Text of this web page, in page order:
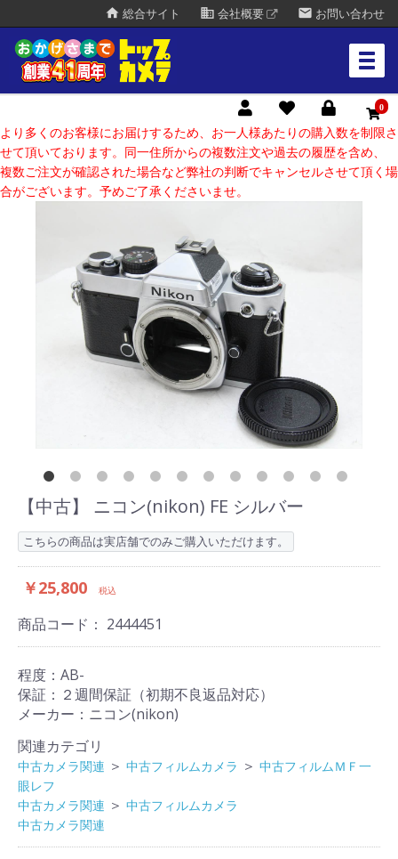
home 総合サイト business 会社概要 mail お問い合わせ
0
より多くのお客様にお届けするため、お一人様あたりの購入数を制限さ
せて頂いております。同一住所からの複数注文や過去の履歴を含め、
複数ご注文が確認された場合など弊社の判断でキャンセルさせて頂く場
合がございます。予めご了承くださいませ。
【中古】 ニコン(nikon) FE シルバー
こちらの商品は実店舗でのみご購入いただけます。
￥25,800 税込
商品コード： 2444451
程度：AB-
保証：２週間保証（初期不良返品対応）
メーカー：ニコン(nikon)
関連カテゴリ
中古カメラ関連 ＞ 中古フィルムカメラ ＞ 中古フィルムＭＦ一
眼レフ
中古カメラ関連 ＞ 中古フィルムカメラ
中古カメラ関連